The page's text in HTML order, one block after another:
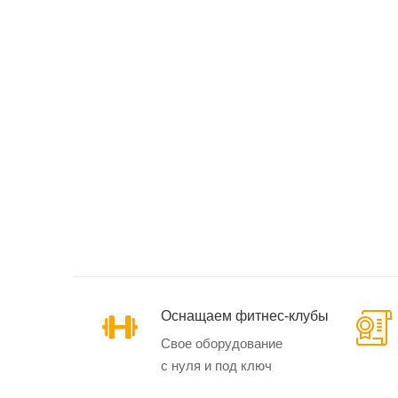
Велотренажеры и
Оснащаем фитнес-клубы
Свое оборудование
с нуля и под ключ